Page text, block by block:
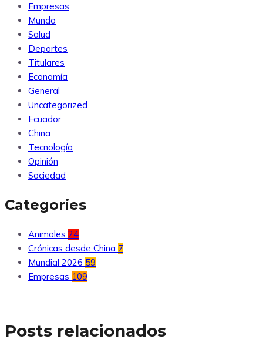
Empresas
Mundo
Salud
Deportes
Titulares
Economía
General
Uncategorized
Ecuador
China
Tecnología
Opinión
Sociedad
Categories
Animales 24
Crónicas desde China 7
Mundial 2026 59
Empresas 109
Posts relacionados